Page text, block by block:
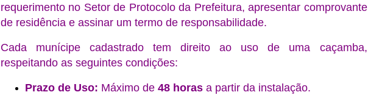
requerimento no Setor de Protocolo da Prefeitura, apresentar comprovante
de residência e assinar um termo de responsabilidade.
Cada munícipe cadastrado tem direito ao uso de uma caçamba,
respeitando as seguintes condições:
Prazo de Uso: Máximo de 48 horasa partir da instalação.